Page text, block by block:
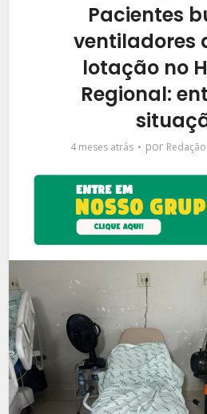
Pacientes
ventiladores
lotação no
Regional:
4 meses atrás por Redação